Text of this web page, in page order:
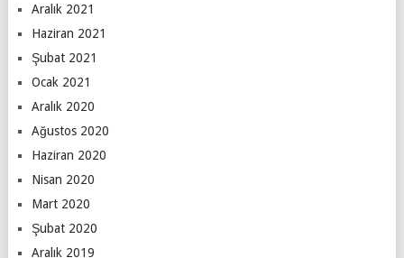
Aralık 2021
Haziran 2021
Şubat 2021
Ocak 2021
Aralık 2020
Ağustos 2020
Haziran 2020
Nisan 2020
Mart 2020
Şubat 2020
Aralık 2019